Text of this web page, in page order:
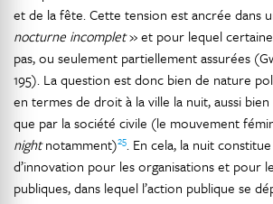
et de la fête. Cette tension est ancrée dans
nocturne incomplet» et pour lequel
pas, ou seulement partiellement assurées
195). La question est donc bien de nature
en termes de droit à la ville la nuit, aussi
que par la société civile (le mouvement
nightnotamment)25. En cela, la nuit
d’innovation pour les organisations et pour
publiques, dans lequel l’action publique se